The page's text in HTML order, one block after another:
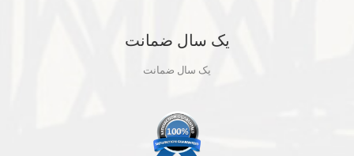
یک سال ضمانت
یک سال ضمانت